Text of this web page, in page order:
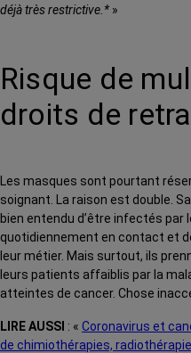
déjà très restrictive.* »
Risque de
droits de
Les masques sont pourtant
soignant. La raison est double.
bien entendu d’être infectés
quotidiennement en contact et
leur métier. Mais surtout, ils
leurs patients affaiblis par la
atteintes de cancer. Chose
LIRE AUSSI : « Coronavirus et
de chimiothérapies,